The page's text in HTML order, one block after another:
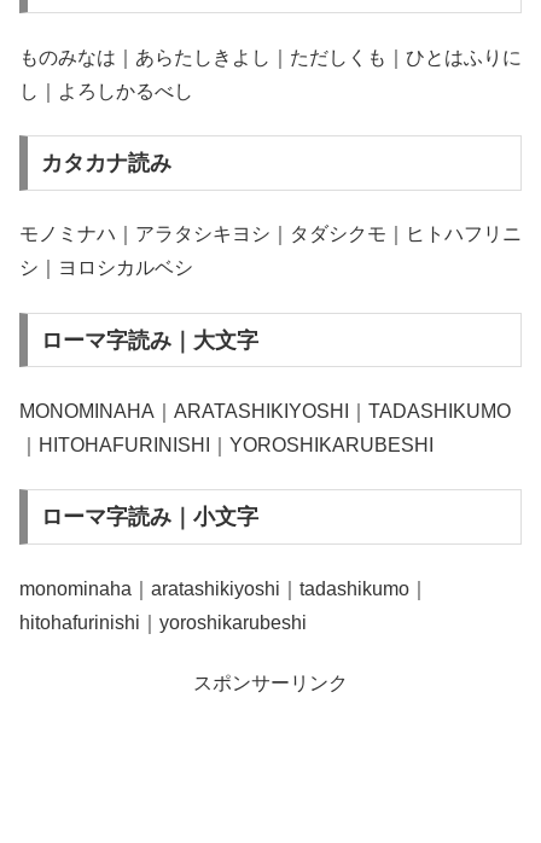
ものみなは｜あらたしきよし｜ただしくも｜ひとはふりに
し｜よろしかるべし
カタカナ読み
モノミナハ｜アラタシキヨシ｜タダシクモ｜ヒトハフリニ
シ｜ヨロシカルベシ
ローマ字読み｜大文字
MONOMINAHA｜ARATASHIKIYOSHI｜TADASHIKUMO
｜HITOHAFURINISHI｜YOROSHIKARUBESHI
ローマ字読み｜小文字
monominaha｜aratashikiyoshi｜tadashikumo｜
hitohafurinishi｜yoroshikarubeshi
スポンサーリンク